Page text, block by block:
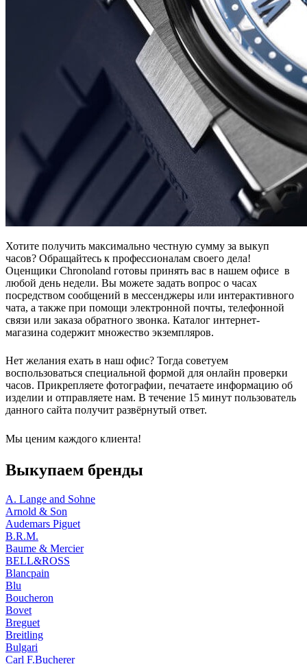
Хотите получить максимально честную сумму за выкуп
часов? Обращайтесь к профессионалам своего дела!
Оценщики Chronoland готовы принять вас в нашем офисе в
любой день недели. Вы можете задать вопрос о часах
посредством сообщений в мессенджеры или интерактивного
чата, а также при помощи электронной почты, телефонной
связи или заказа обратного звонка. Каталог интернет-
магазина содержит множество экземпляров.
Нет желания ехать в наш офис? Тогда советуем
воспользоваться специальной формой для онлайн проверки
часов. Прикрепляете фотографии, печатаете информацию об
изделии и отправляете нам. В течение 15 минут пользователь
данного сайта получит развёрнутый ответ.
Мы ценим каждого клиента!
Выкупаем бренды
A. Lange and Sohne
Arnold & Son
Audemars Piguet
B.R.M.
Baume & Mercier
BELL&ROSS
Blancpain
Blu
Boucheron
Bovet
Breguet
Breitling
Bulgari
Carl F.Bucherer